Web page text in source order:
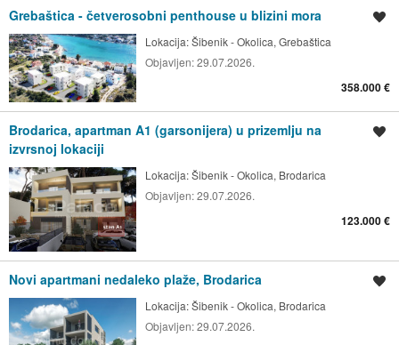
Grebaštica - četverosobni penthouse u blizini mora
Lokacija:Šibenik - Okolica, Grebaštica
Objavljen:29.07.2026.
358.000 €
Brodarica, apartman A1 (garsonijera) u prizemlju na
izvrsnoj lokaciji
Lokacija:Šibenik - Okolica, Brodarica
Objavljen:29.07.2026.
123.000 €
Novi apartmani nedaleko plaže, Brodarica
Lokacija:Šibenik - Okolica, Brodarica
Objavljen:29.07.2026.